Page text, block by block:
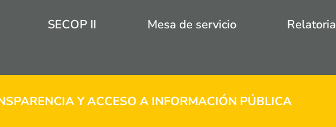
SECOP II Mesa de servicio Relatoria
Y ACCESO A INFORMACIÓN PÚBLICA